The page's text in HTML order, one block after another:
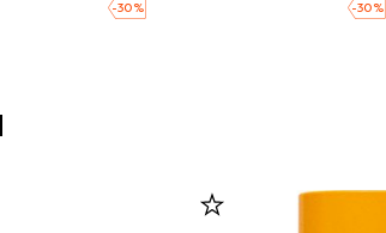
-30 % -30 %